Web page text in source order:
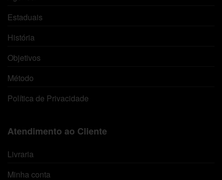
Estaduais
História
Objetivos
Método
Política de Privacidade
Atendimento ao Cliente
Livraria
Minha conta